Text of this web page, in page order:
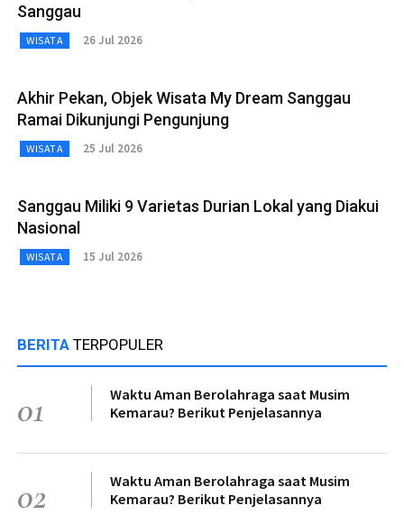
Sanggau
WISATA 26 Jul 2026
Akhir Pekan, Objek Wisata My Dream Sanggau
Ramai Dikunjungi Pengunjung
WISATA 25 Jul 2026
Sanggau Miliki 9 Varietas Durian Lokal yang Diakui
Nasional
WISATA 15 Jul 2026
BERITA TERPOPULER
01
Waktu Aman Berolahraga saat Musim
Kemarau? Berikut Penjelasannya
02
Waktu Aman Berolahraga saat Musim
Kemarau? Berikut Penjelasannya